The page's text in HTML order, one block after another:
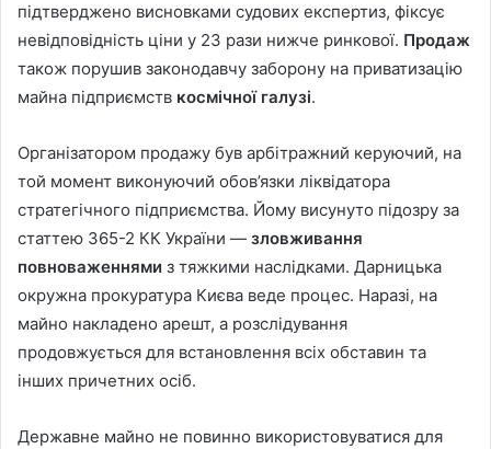
підтверджено висновками судових експертиз, фіксує
невідповідність ціни у 23 рази нижче ринкової. Продаж
також порушив законодавчу заборону на приватизацію
майна підприємств космічної галузі.
Організатором продажу був арбітражний керуючий, на
той момент виконуючий обов’язки ліквідатора
стратегічного підприємства. Йому висунуто підозру за
статтею 365-2 КК України — зловживання
повноваженнями з тяжкими наслідками. Дарницька
окружна прокуратура Києва веде процес. Наразі, на
майно накладено арешт, а розслідування
продовжується для встановлення всіх обставин та
інших причетних осіб.
Державне майно не повинно використовуватися для